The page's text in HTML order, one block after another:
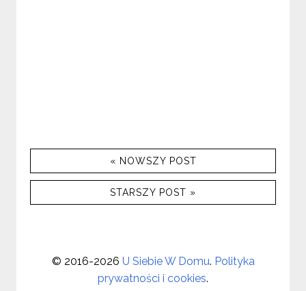
« NOWSZY POST
STARSZY POST »
© 2016-2026 U Siebie W Domu. Polityka
prywatności i cookies.